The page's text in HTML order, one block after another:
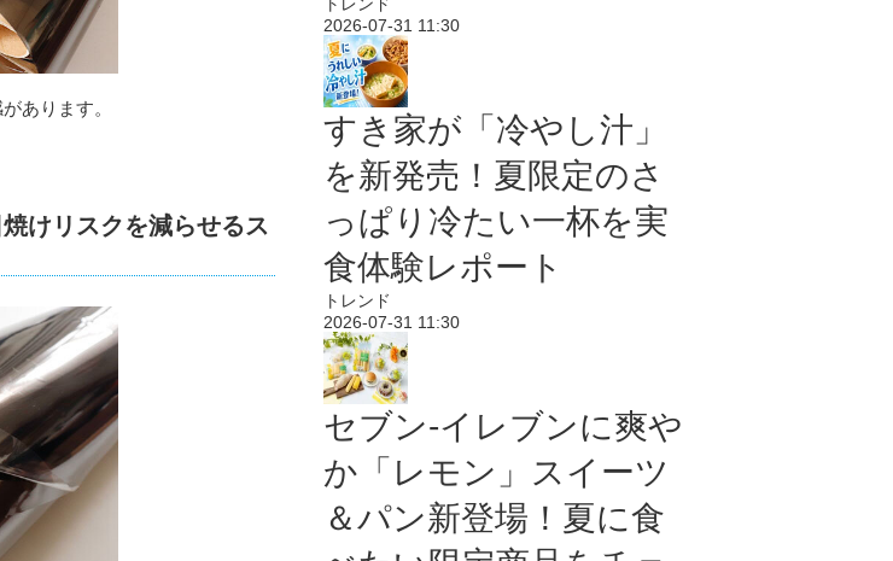
あります。
けリスクを減らせるス
2026-07-31 11:30
すき家が「冷やし汁」
を新発売！夏限定のさ
っぱり冷たい一杯を実
食体験レポート
トレンド
2026-07-31 11:30
セブン‐イレブンに爽や
か「レモン」スイーツ
＆パン新登場！夏に食